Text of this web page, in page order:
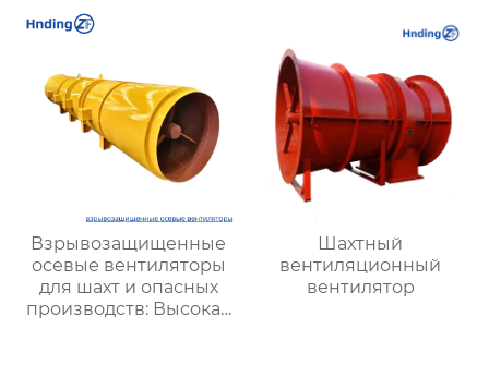
разных отраслей
вентиляции на
электростанциях и в
шахтах, включает 12
моделей
Взрывозащищенные
осевые вентиляторы
для шахт и опасных
производств: Высокая
Шахтный
вентиляционный
вентилятор